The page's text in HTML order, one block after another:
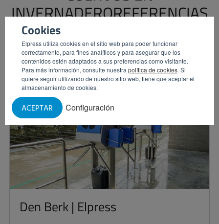
Cookies
Elpress utiliza cookies en el sitio web para poder funcionar
correctamente, para fines analíticos y para asegurar que los
contenidos estén adaptados a sus preferencias como visitante.
Para más información, consulte nuestra política de cookies. Si
quiere seguir utilizando de nuestro sitio web, tiene que aceptar el
almacenamiento de cookies.
Configuración
ACEPTAR
INVERNADEROREFERENCIAS
EN LA HORTICULTURA
Den Berk | Elpress